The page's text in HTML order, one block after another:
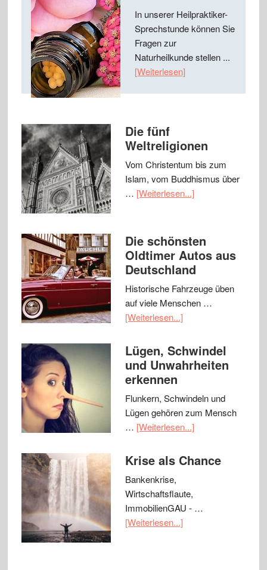
In unserer Heilpraktiker-
Sprechstunde können Sie
Fragen zur
Naturheilkunde stellen ...
[Weiterlesen]
Die fünf
Weltreligionen
Vom Christentum bis zum
Islam, vom Buddhismus über
… [Weiterlesen...]
Die schönsten
Oldtimer Autos aus
Deutschland
Historische Fahrzeuge üben
auf viele Menschen …
[Weiterlesen...]
Lügen, Schwindel
und Unwahrheiten
erkennen
Flunkern, Schwindeln und
Lügen gehören zum Mensch
… [Weiterlesen...]
Krise als Chance
Bankenkrise,
Wirtschaftsflaute,
ImmobilienGAU - …
[Weiterlesen...]